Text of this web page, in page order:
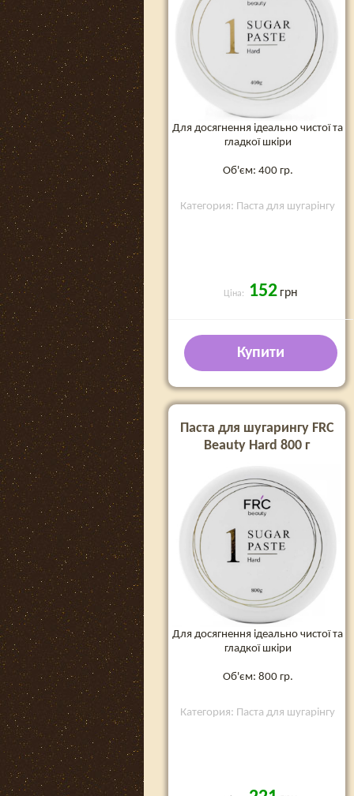
Для досягнення ідеально чистої та
гладкої шкіри
Об'єм: 400 гр.
Категория: Паста для шугарінгу
Ціна: 152 грн
Купити
Паста для шугарингу FRC
Beauty Hard 800 г
Для досягнення ідеально чистої та
гладкої шкіри
Об'єм: 800 гр.
Категория: Паста для шугарінгу